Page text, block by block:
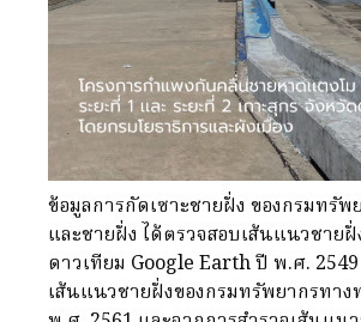
ข้อมูลการกัดเซาะชายฝั่ง ของกรมทรัพ
และชายฝั่ง ได้ตรวจสอบเส้นแนวชาย
ดาวเทียม Google Earth ปี พ.ศ.
เส้นแนวชายฝั่งของกรมทรัพยากรทาง